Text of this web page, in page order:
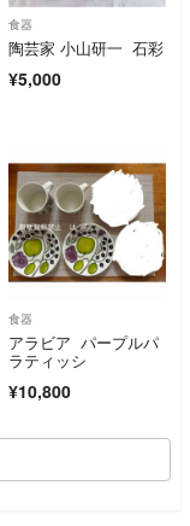
食器
陶芸家 小山研一 石彩
¥5,000
食器
アラビア パープルパ
ラティッシ
¥10,800